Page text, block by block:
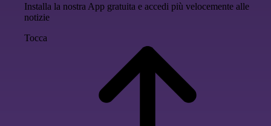
Installa la nostra App gratuita e accedi più velocemente alle
notizie
Tocca